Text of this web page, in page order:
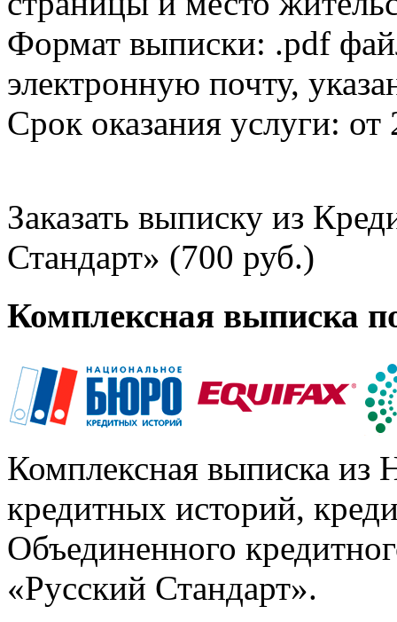
Формат выписки: .pdf
электронную почту,
Срок оказания услуги: от
Заказать выписку из
Стандарт» (700 руб.)
Комплексная выписка
Комплексная выписка из
кредитных историй,
Объединенного
«Русский Стандарт».